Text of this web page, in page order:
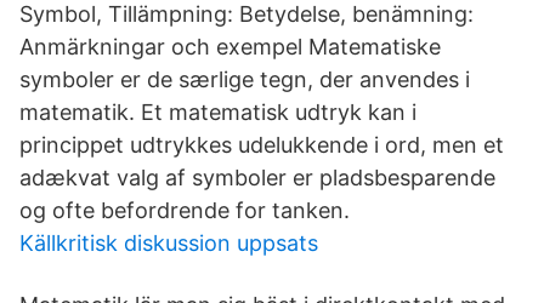
Symbol, Tillämpning: Betydelse, benämning:
Anmärkningar och exempel Matematiske
symboler er de særlige tegn, der anvendes i
matematik. Et matematisk udtryk kan i
princippet udtrykkes udelukkende i ord, men et
adækvat valg af symboler er pladsbesparende
og ofte befordrende for tanken.
Källkritisk diskussion uppsats